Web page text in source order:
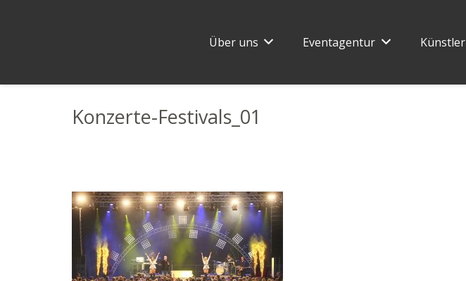
Über uns Eventagentur Künstler
Konzerte-Festivals_01